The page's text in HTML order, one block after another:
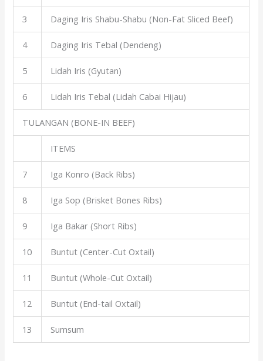
3 Daging Iris Shabu-Shabu (Non-Fat Sliced Beef)
4 Daging Iris Tebal (Dendeng)
5 Lidah Iris (Gyutan)
6 Lidah Iris Tebal (Lidah Cabai Hijau)
TULANGAN (BONE-IN BEEF)
ITEMS
7 Iga Konro (Back Ribs)
8 Iga Sop (Brisket Bones Ribs)
9 Iga Bakar (Short Ribs)
10 Buntut (Center-Cut Oxtail)
11 Buntut (Whole-Cut Oxtail)
12 Buntut (End-tail Oxtail)
13 Sumsum